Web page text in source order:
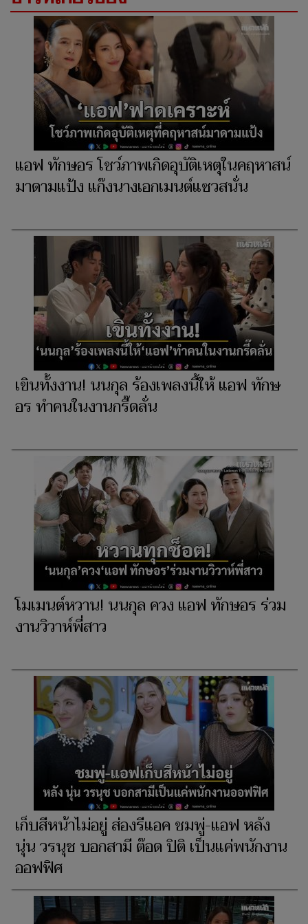
แอฟ ทักษอร โชว์ภาพเกิดอุบัติเหตุในคฤหาสน์
มาดามแป้ง แก๊งนางเอกเมนต์แซวสนั่น
เขินทั้งงาน! นนกุล ร้องเพลงนี้ให้ แอฟ ทักษ
อร ทำคนในงานกรี๊ดลั่น
โมเมนต์หวาน! นนกุล ควง แอฟ ทักษอร ร่วม
งานวิวาห์พี่สาว
เก็บสีหน้าไม่อยู่ ส่องรีแอค ชมพู่-แอฟ หลัง
นุ่น วรนุช บอกสามี ต๊อด ปิติ เป็นแค่พนักงาน
ออฟฟิศ